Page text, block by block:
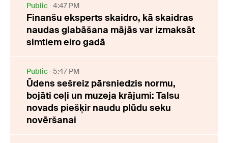
Public 4:47 PM
Finanšu eksperts skaidro, kā skaidras
naudas glabāšana mājās var izmaksāt
simtiem eiro gadā
Public 5:47 PM
Ūdens sešreiz pārsniedzis normu,
bojāti ceļi un muzeja krājumi: Talsu
novads piešķir naudu plūdu seku
novēršanai